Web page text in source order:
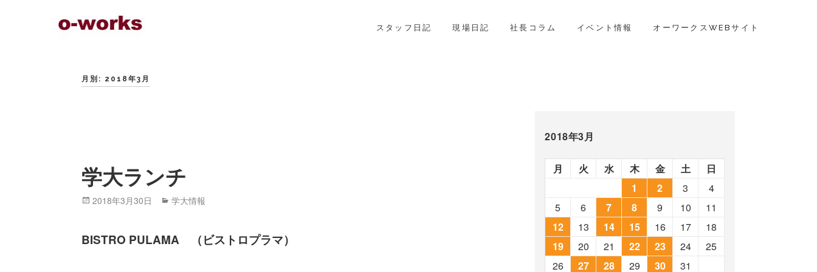
スタッフ日記 現場日記 社長コラム イベント情報 オーワークスWEBサイト
月別: 2018年3月
学大ランチ
Posted
2018年3月30日 Categories
学大情報
BISTRO PULAMA （ビストロプラマ）
2018年3月
月 火 水 木 金 土 日
1 2 3
4
5
6 7 8 9 10
11
12
13 14 15 16 17
18
19
20 21 22 23 24
25
26
27 28 29 30 31